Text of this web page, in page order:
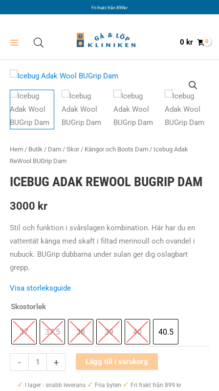
Fri frakt från 899kr
0 kr
Hem / Butik / Dam / Skor/ Kängor och Boots Dam / Icebug Adak
ReWool BUGrip Dam
ICEBUG ADAK REWOOL BUGRIP DAM
3000 kr
Stil och funktion i svårslagen kombination. Här har du en
vattentät känga med skaft i filtad merinoull och ovandel i
nubuck. BUGrip dubbarna under sulan ger dig oslagbart
grepp.
Visa storleksguide
Skostorlek
37 37.5 38 39 40 40.5
-
Adak
ReWool
+ Lägg till i varukorg
✓ I lager - snabb leverans ✓ Fria byten ✓ Fri frakt från 899 kr